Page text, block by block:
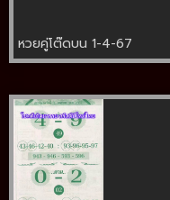
หวยคู่โต๊ดบน 1-4-67